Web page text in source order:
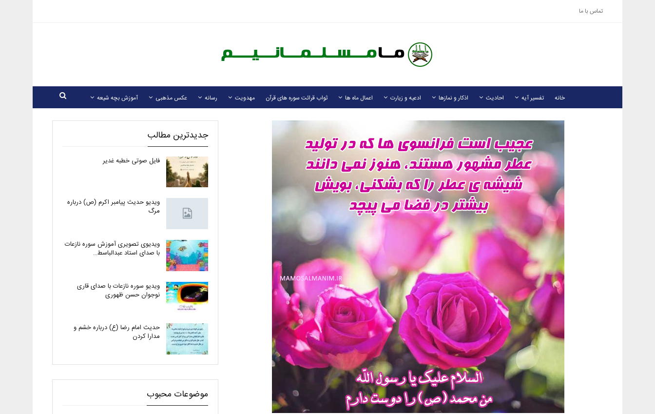
تماس با ما
خانه تفسیر آیه احادیث اذکار و نمازها ادعیه و زیارت اعمال ماه ها ثواب قرائت سوره های قرآن مهدویت رسانه عکس مذهبی آموزش بچه شیعه
جدیدترین مطالب
فایل صوتی خطبه غدیر
ویدیو حدیث پیامبر اکرم (ص) درباره
مرگ
ویدیوی تصویری آموزش سوره نازعات
با صدای استاد عبدالباسط…
ویدیو سوره نازعات با صدای قاری
نوجوان حسن ظهوری
حدیث امام رضا (ع) درباره خشم و
مدارا کردن
موضوعات محبوب